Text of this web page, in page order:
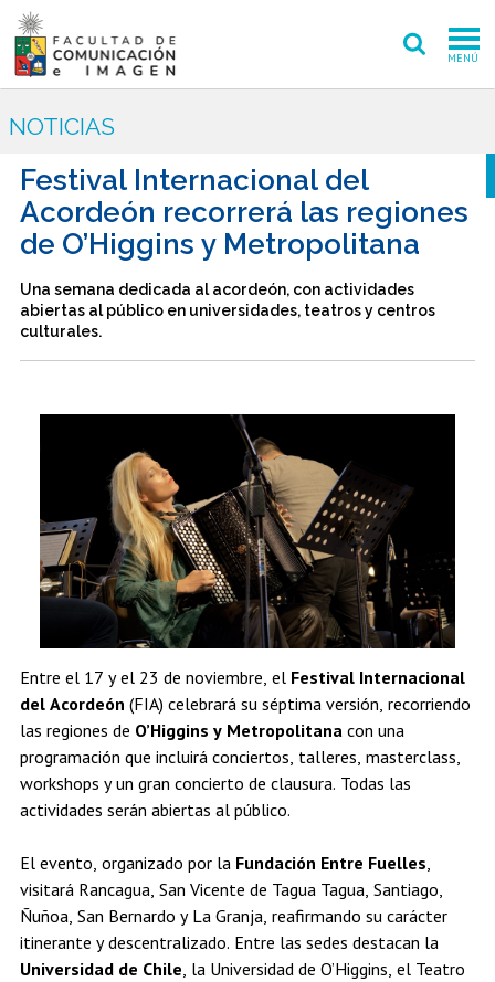
MENÚ
POSTGRADO
INVESTIGACIÓN CREACIÓN
EXTENSIÓN
INTERNACIONAL
ADMISIÓN
PERIODISMO CINE Y TV
Estudiantes Académicos Egresados
NOTICIAS
Festival Internacional del
Acordeón recorrerá las regiones
de O’Higgins y Metropolitana
Una semana dedicada al acordeón, con actividades
abiertas al público en universidades, teatros y centros
culturales.
Entre el 17 y el 23 de noviembre, el Festival Internacional
del Acordeón (FIA) celebrará su séptima versión, recorriendo
las regiones de O’Higgins y Metropolitana con una
programación que incluirá conciertos, talleres, masterclass,
workshops y un gran concierto de clausura. Todas las
actividades serán abiertas al público.
El evento, organizado por la Fundación Entre Fuelles
visitará Rancagua, San Vicente de Tagua Tagua, Santiago,
Ñuñoa, San Bernardo y La Granja, reafirmando su carácter
itinerante y descentralizado. Entre las sedes destacan la
Universidad de Chile , la Universidad de O’Higgins, el Teatro